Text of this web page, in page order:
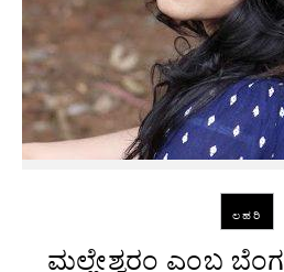
ಲಹರಿ
ಮಲ್ಲೇಶ್ವರಂ ಎಂಬ